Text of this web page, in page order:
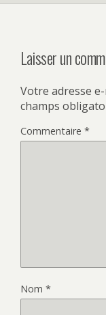
Laisser un
Votre adresse
champs
Commentaire *
Nom *